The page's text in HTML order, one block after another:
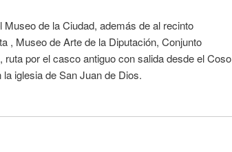
de la Ciudad, además de al recinto
, Museo de Arte de la Diputación, Conjunto
por el casco antiguo con salida desde el Coso
iglesia de San Juan de Dios.